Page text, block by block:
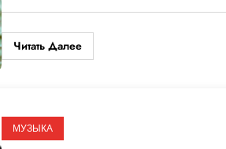
Читать Далее
МУЗЫКА